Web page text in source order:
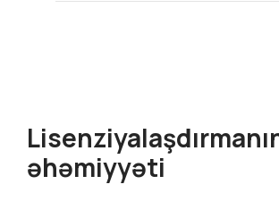
əhəmiyyəti